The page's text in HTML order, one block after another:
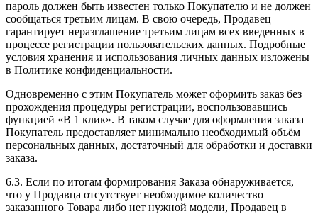
пароль должен быть известен только Покупателю и не должен
сообщаться третьим лицам. В свою очередь, Продавец
гарантирует неразглашение третьим лицам всех введенных в
процессе регистрации пользовательских данных. Подробные
условия хранения и использования личных данных изложены
в Политике конфиденциальности.
Одновременно с этим Покупатель может оформить заказ без
прохождения процедуры регистрации, воспользовавшись
функцией «В 1 клик». В таком случае для оформления заказа
Покупатель предоставляет минимально необходимый объём
персональных данных, достаточный для обработки и доставки
заказа.
6.3. Если по итогам формирования Заказа обнаруживается,
что у Продавца отсутствует необходимое количество
заказанного Товара либо нет нужной модели, Продавец в